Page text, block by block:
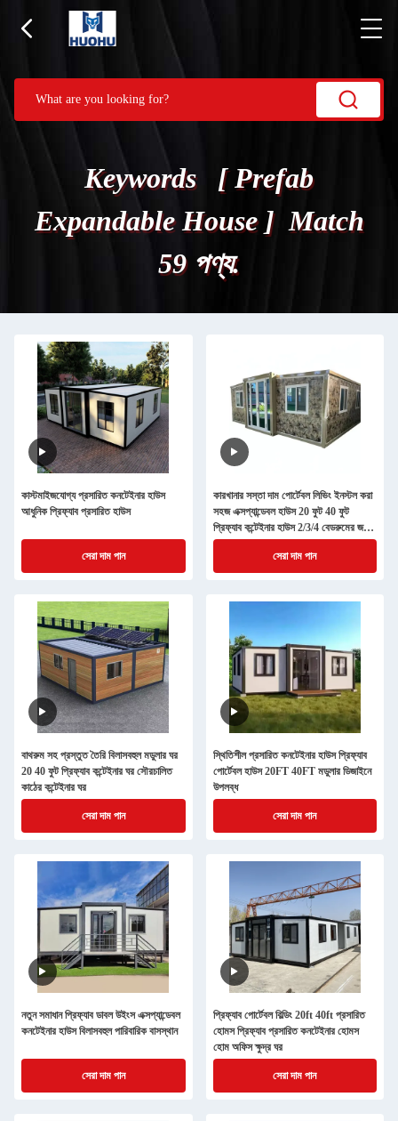
Keywords [ Prefab
Expandable House ] Match
59 পণ্য.
কাস্টমাইজযোগ্য প্রসারিত কনটেইনার হাউস
আধুনিক প্রিফ্যাব প্রসারিত হাউস
সেরা দাম পান
কারখানার সস্তা দাম পোর্টেবল লিভিং ইনস্টল করা
সহজ এক্সপ্যান্ডেবল হাউস 20 ফুট 40 ফুট
প্রিফ্যাব কন্টেইনার হাউস 2/3/4 বেডরুমের জন্য
বিন্যাস
সেরা দাম পান
বাথরুম সহ প্রস্তুত তৈরি বিলাসবহুল মডুলার ঘর
20 40 ফুট প্রিফ্যাব কন্টেইনার ঘর সৌরচালিত
কাঠের কন্টেইনার ঘর
সেরা দাম পান
স্থিতিশীল প্রসারিত কনটেইনার হাউস প্রিফ্যাব
পোর্টেবল হাউস 20FT 40FT মডুলার ডিজাইনে
উপলব্ধ
সেরা দাম পান
নতুন সমাধান প্রিফ্যাব ডাবল উইংস এক্সপ্যান্ডেবল
কনটেইনার হাউস বিলাসবহুল পারিবারিক বাসস্থান
সেরা দাম পান
প্রিফ্যাব পোর্টেবল বিল্ডিং 20ft 40ft প্রসারিত
হোমস প্রিফ্যাব প্রসারিত কনটেইনার হোমস
হোম অফিস ক্ষুদ্র ঘর
সেরা দাম পান